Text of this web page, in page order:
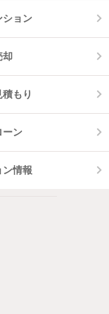
ション
却
もり
ーン
ン情報